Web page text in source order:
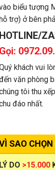
biểu tượng
trợ) ở bên
HOTLINE/
Gọi:
khách vui
văn phòng
tôi thu
đáo nhất.
SAO
LÝ DO >15.000